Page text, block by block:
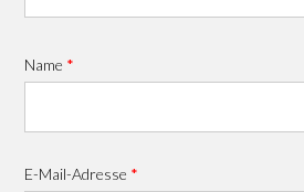
Name *
E-Mail-Adresse *